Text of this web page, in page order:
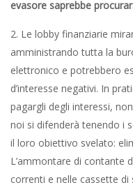
evasore saprebbe
2. Le lobby finanziarie
amministrando tutta la
elettronico e potrebbero
d’interesse negativi. In
pagargli degli interessi,
noi si difenderà tenendo i
il loro obiettivo svelato:
L’ammontare di contante
correnti e nelle cassette